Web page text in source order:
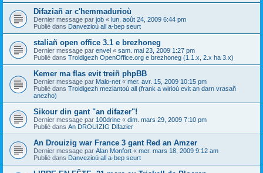
Difaziañ ar c'hemmadurioù
Dernier message par job « lun. août 24, 2009 6:44 pm
Publié dans Danvezioù all a-bep seurt
staliañ open office 3.1 e brezhoneg
Dernier message par envel « sam. mai 23, 2009 1:27 pm
Publié dans Troidigezh OpenOffice.org e brezhoneg (1.1.x, 2.x ha 3.x)
Kemer ma flas evit treiñ phpBB
Dernier message par Malo-net « mer. avr. 15, 2009 10:15 pm
Publié dans Troidigezh meziantoù all (frank a wirioù evit an darn vrasañ
anezho)
Sikour din gant "an difazer"!
Dernier message par 100drine « dim. mars 29, 2009 7:10 pm
Publié dans An DROUIZIG Difazier
An Drouizig war France 3 gant Red an Amzer
Dernier message par Alan Monfort « mer. mars 18, 2009 9:12 am
Publié dans Danvezioù all a-bep seurt